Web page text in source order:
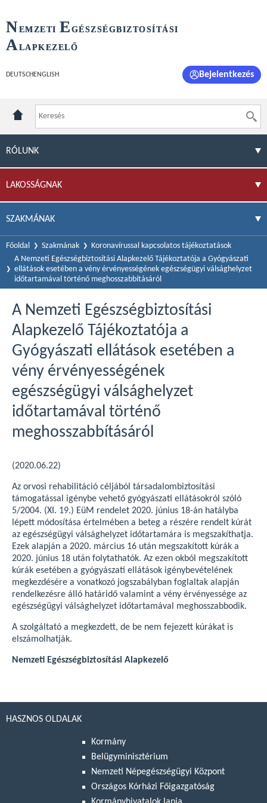
NEMZETI E GÉSZSÉGBIZTOSÍTÁSI
ALAPKEZELŐ
DEUTSCH ENGLISH Bejelentkezés
RÓLUNK
LAKOSSÁGNAK
SZAKMÁNAK
Főoldal Szakmának
Koronavírussal kapcsolatos tájékoztatások
A Nemzeti Egészségbiztosítási Alapkezelő Tájékoztatója a Gyógyászati
ellátások esetében a vény érvényességének egészségügyi válsághelyzet
időtartamával történő meghosszabbításáról
A Nemzeti Egészségbiztosítási
Alapkezelő Tájékoztatója a
Gyógyászati ellátások esetében a
vény érvényességének
egészségügyi válsághelyzet
időtartamával történő
meghosszabbításáról
(2020.06.22)
Az orvosi rehabilitáció céljából társadalombiztosítási
támogatással igénybe vehető gyógyászati ellátásokról szóló
5/2004. (XI. 19.) EüM rendelet 2020. június 18-án hatályba
lépett módosítása értelmében a beteg a részére rendelt kúrát
az egészségügyi válsághelyzet időtartamára is megszakíthatja.
Ezek alapján a 2020. március 16 után megszakított kúrák a
2020. június 18 után folytathatók. Az ezen okból megszakított
kúrák esetében a gyógyászati ellátások igénybevételének
megkezdésére a vonatkozó jogszabályban foglaltak alapján
rendelkezésre álló határidő valamint a vény érvényessége az
egészségügyi válsághelyzet időtartamával meghosszabbodik.
A szolgáltató a megkezdett, de be nem fejezett kúrákat is
elszámolhatják.
Nemzeti Egészségbiztosítási Alapkezelő
HASZNOS OLDALAK
Kormány
Belügyminisztérium
Nemzeti Népegészségügyi Központ
Országos Kórházi Főigazgatóság